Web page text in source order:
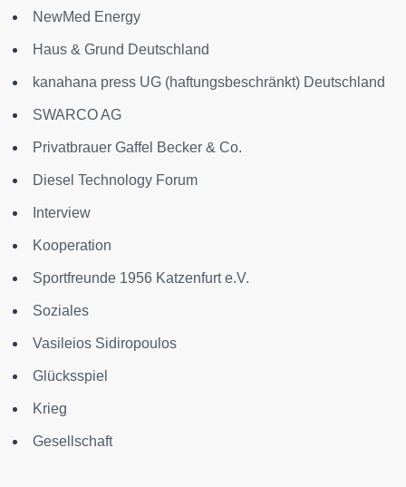
NewMed Energy
Haus & Grund Deutschland
kanahana press UG (haftungsbeschränkt) Deutschland
SWARCO AG
Privatbrauer Gaffel Becker & Co.
Diesel Technology Forum
Interview
Kooperation
Sportfreunde 1956 Katzenfurt e.V.
Soziales
Vasileios Sidiropoulos
Glücksspiel
Krieg
Gesellschaft